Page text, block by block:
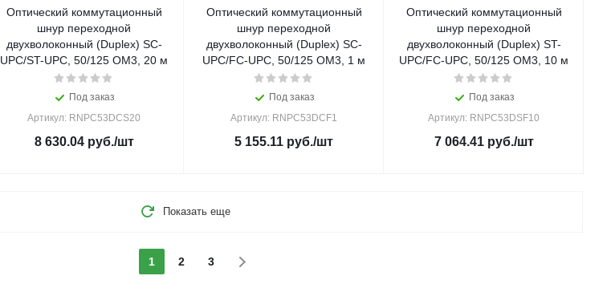
Оптический коммутационный
шнур переходной
двухволоконный (Duplex) SC-
UPC/ST-UPC, 50/125 OM3, 20 м
Под заказ
Артикул: RNPC53DCS20
8 630.04руб./шт
Оптический коммутационный
шнур переходной
двухволоконный (Duplex) SC-
UPC/FC-UPC, 50/125 OM3, 1 м
Под заказ
Артикул: RNPC53DCF1
5 155.11 руб./шт
Оптический коммутационный
шнур переходной
двухволоконный (Duplex) ST-
UPC/FC-UPC, 50/125 OM3, 10 м
Под заказ
Артикул: RNPC53DSF10
7 064.41руб./шт
Показать еще
1 2 3